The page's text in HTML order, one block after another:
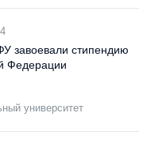
завоевали стипендию
Федерации
университет